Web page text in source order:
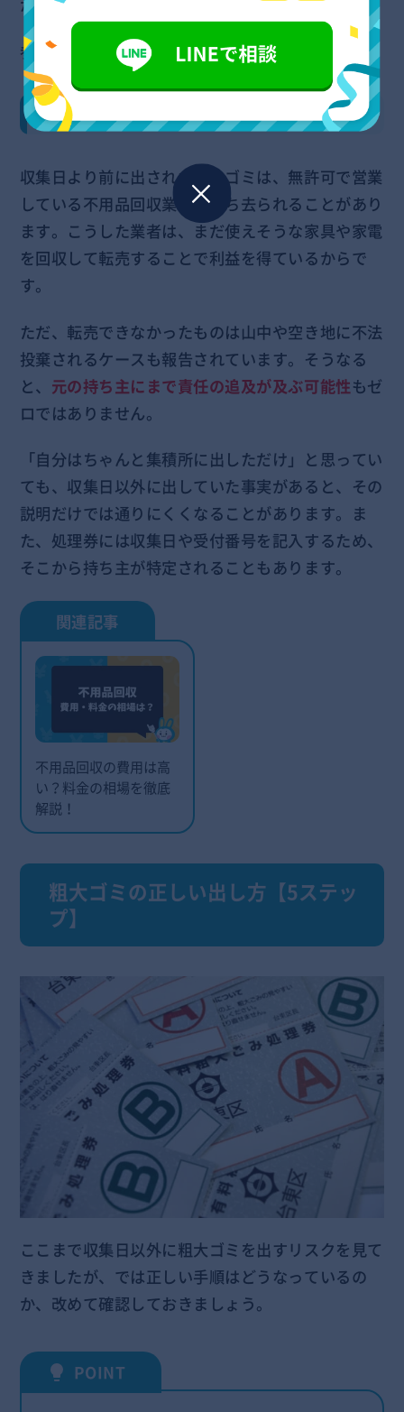
参照：
令和6年版 消防白書 出火原因
理由3：悪徳業者に持ち出される可能性がある
収集日より前に出された粗大ゴミは、無許可で営業
している不用品回収業者に持ち去られることがあり
ます。こうした業者は、まだ使えそうな家具や家電
を回収して転売することで利益を得ているからで
す。
ただ、転売できなかったものは山中や空き地に不法
投棄されるケースも報告されています。そうなる
と、 元の持ち主にまで責任の追及が及ぶ可能性もゼ
ロではありません。
「自分はちゃんと集積所に出しただけ」と思ってい
ても、収集日以外に出していた事実があると、その
説明だけでは通りにくくなることがあります。ま
た、処理券には収集日や受付番号を記入するため、
そこから持ち主が特定されることもあります。
不用品回収の費用は高
い？料金の相場を徹底
解説！
粗大ゴミの正しい出し方【5ステッ
プ】
ここまで収集日以外に粗大ゴミを出すリスクを見て
きましたが、では正しい手順はどうなっているの
か、改めて確認しておきましょう。